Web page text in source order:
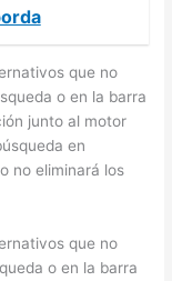
que no
o en la barra
junto al motor
en
no eliminará los
que no
o en la barra